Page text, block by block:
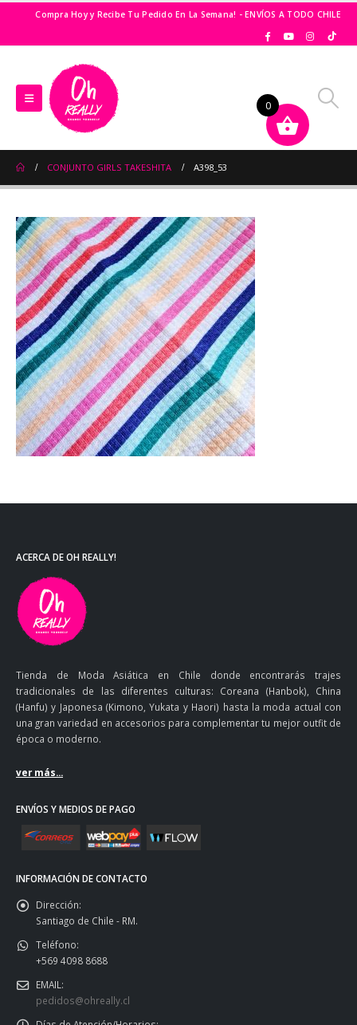
Compra Hoy y Recibe Tu Pedido En La Semana! - ENVÍOS A TODO CHILE
CONJUNTO GIRLS TAKESHITA A398_53
ACERCA DE OH REALLY!
Tienda de Moda Asiática en Chile donde encontrarás trajes
tradicionales de las diferentes culturas: Coreana (Hanbok), China
(Hanfu) y Japonesa (Kimono, Yukata y Haori) hasta la moda actual con
una gran variedad en accesorios para complementar tu mejor outfit de
época o moderno.
ver más...
ENVÍOS Y MEDIOS DE PAGO
INFORMACIÓN DE CONTACTO
Dirección:
Santiago de Chile - RM.
Teléfono:
+569 4098 8688
EMAIL:
pedidos@ohreally.cl
0